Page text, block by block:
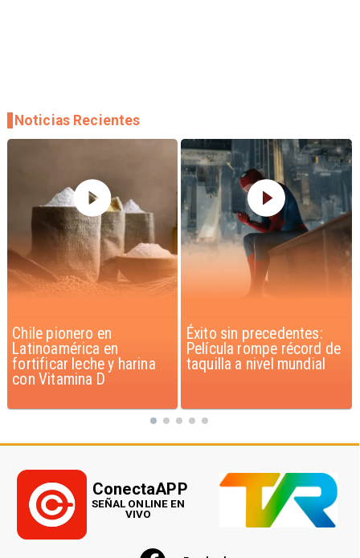
Éxito sin precedentes:
Película rompe récord de
taquilla a nivel mundial
Corte Suprema confirma
pago de $1.000 millones
por caso ProCultura
Noticias Recientes
ConectaAPP
SEÑAL ONLINE EN
VIVO